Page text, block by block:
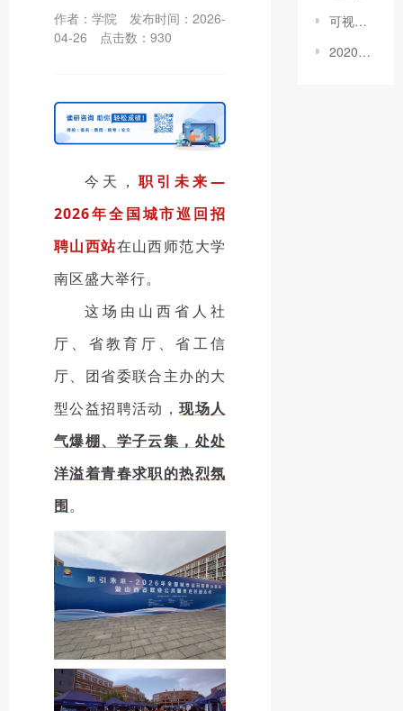
作者：学院
发布时间：2026-
04-26
点击数： 930
今天，职引未来—
2026年全国城市巡回招
聘山西站在山西师范大学
南区盛大举行。
这场由山西省人社
厅、省教育厅、省工信
厅、团省委联合主办的大
型公益招聘活动，现场人
气爆棚、学子云集，处处
洋溢着青春求职的热烈氛
围。
可视赋能，智慧学习丨易学教育可视化平台正式上线！
2020政府工作报告为教育谋福利：高职院校扩招200万人！